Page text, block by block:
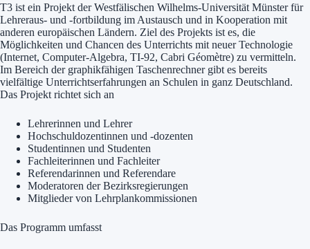
T3 ist ein Projekt der Westfälischen Wilhelms-Universität Münster für
Lehreraus- und -fortbildung im Austausch und in Kooperation mit
anderen europäischen Ländern. Ziel des Projekts ist es, die
Möglichkeiten und Chancen des Unterrichts mit neuer Technologie
(Internet, Computer-Algebra, TI-92, Cabri Géomètre) zu vermitteln.
Im Bereich der graphikfähigen Taschenrechner gibt es bereits
vielfältige Unterrichtserfahrungen an Schulen in ganz Deutschland.
Das Projekt richtet sich an
Lehrerinnen und Lehrer
Hochschuldozentinnen und -dozenten
Studentinnen und Studenten
Fachleiterinnen und Fachleiter
Referendarinnen und Referendare
Moderatoren der Bezirksregierungen
Mitglieder von Lehrplankommissionen
Das Programm umfasst